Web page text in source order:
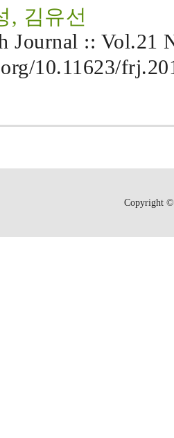
, 김유선
Journal :: Vol.21
10.11623/
Copyright ©